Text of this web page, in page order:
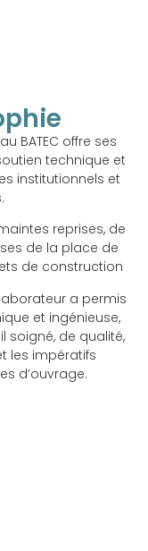
BATEC offre ses
technique et
institutionnels et
reprises, de
de la place de
de construction
a permis
et ingénieuse,
soigné, de qualité,
les impératifs
d’ouvrage.